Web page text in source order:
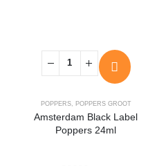
POPPERS, POPPERS GROOT
Amsterdam Black Label
Poppers 24ml